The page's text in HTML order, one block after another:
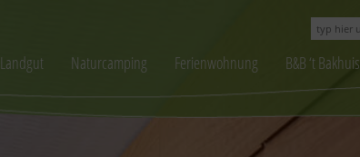
Landgut Naturcamping Ferienwohnung B&B ‘t Bakhuis